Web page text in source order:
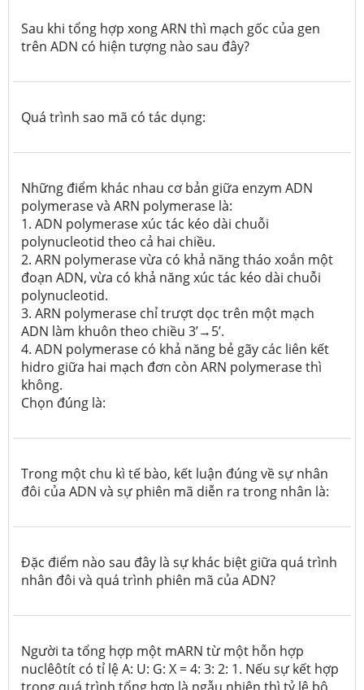
Sau khi tổng hợp xong ARN thì mạch gốc của gen
trên ADN có hiện tượng nào sau đây?
Quá trình sao mã có tác dụng:
Những điểm khác nhau cơ bản giữa enzym ADN
polymerase và ARN polymerase là:
1. ADN polymerase xúc tác kéo dài chuỗi
polynucleotid theo cả hai chiều.
2. ARN polymerase vừa có khả năng tháo xoắn một
đoạn ADN, vừa có khả năng xúc tác kéo dài chuỗi
polynucleotid.
3. ARN polymerase chỉ trượt dọc trên một mạch
ADN làm khuôn theo chiều 3’→5’.
4. ADN polymerase có khả năng bẻ gãy các liên kết
hidro giữa hai mạch đơn còn ARN polymerase thì
không.
Chọn đúng là:
Trong một chu kì tế bào, kết luận đúngvề sự nhân
đôi của ADN và sự phiên mã diễn ra trong nhân là:
Đặc điểm nào sau đây là sự khác biệt giữa quá trình
nhân đôi và quá trình phiên mã của ADN?
Người ta tổng hợp một mARN từ một hỗn hợp
nuclêôtít có tỉ lệ A: U: G: X = 4: 3: 2: 1. Nếu sự kết hợp